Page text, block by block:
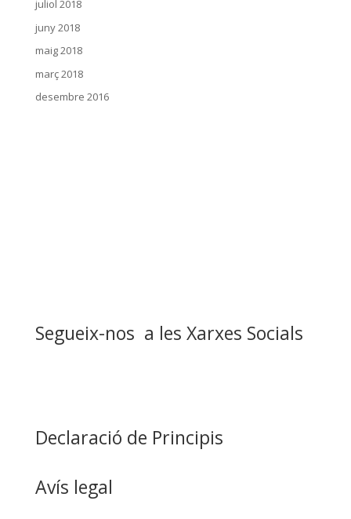
juliol 2018
juny 2018
maig 2018
març 2018
desembre 2016
Segueix-nos a les Xarxes Socials
Declaració de Principis
Avís legal